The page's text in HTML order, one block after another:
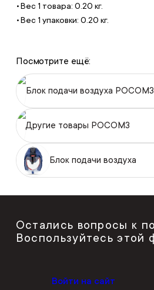
Вес 1 товара: 0.20 кг.
Вес 1 упаковки: 0.20 кг.
Посмотрите ещё:
Блок подачи воздуха РОСОМЗ
Другие товары РОСОМЗ
Блок подачи воздуха
Остались вопросы к
Воспользуйтесь этой
Войти на сайт